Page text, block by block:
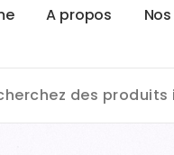
e A propos Nos